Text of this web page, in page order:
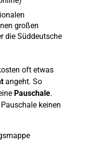
großen
die Süddeutsche
oft etwas
angeht. So
Pauschale.
keinen